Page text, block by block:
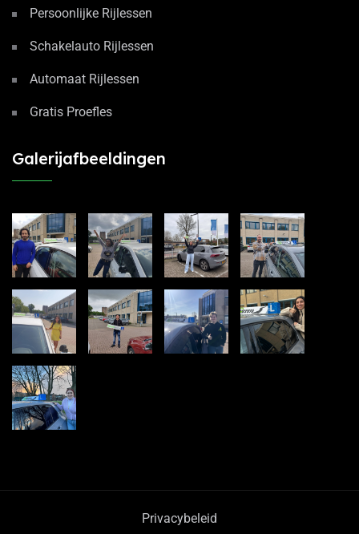
Persoonlijke Rijlessen
Schakelauto Rijlessen
Automaat Rijlessen
Gratis Proefles
Galerijafbeeldingen
Privacybeleid